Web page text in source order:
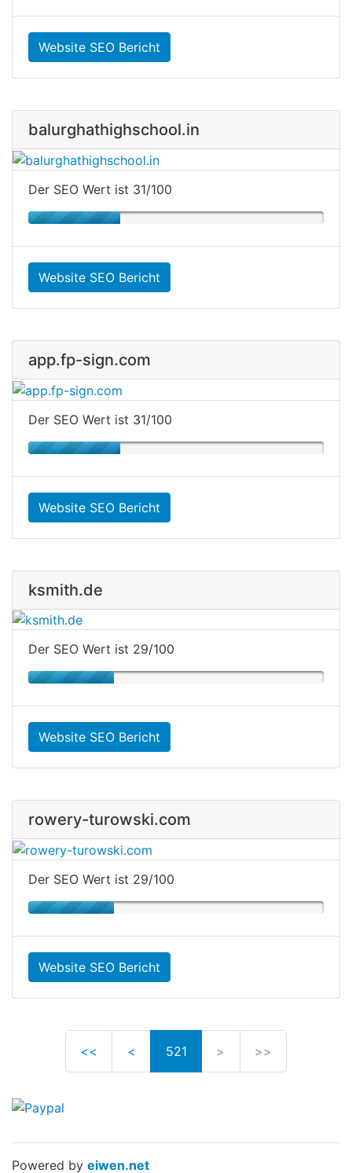
Website SEO Bericht
balurghathighschool.in
Der SEO Wert ist 31/100
Website SEO Bericht
app.fp-sign.com
Der SEO Wert ist 31/100
Website SEO Bericht
ksmith.de
Der SEO Wert ist 29/100
Website SEO Bericht
rowery-turowski.com
Der SEO Wert ist 29/100
Website SEO Bericht
<< < 521 > >>
Powered by eiwen.net